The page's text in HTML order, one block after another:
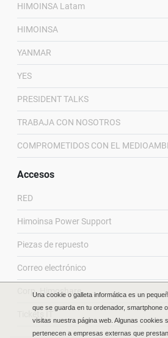
HIMOINSA Latam
HIMOINSA
YANMAR
YES
PRESIDENT TALKS
TRABAJA CON NOSOTROS
COMPROMETIDOS CON EL
Accesos
RED
Himoinsa Power Support
Piezas de repuesto
Correo electrónico
Corp. Himoshare
Tickets IT
Una cookie o galleta informática es un
que se guarda en tu ordenador, smartphone
visitas nuestra página web. Algunas cookies
pertenecen a empresas externas que